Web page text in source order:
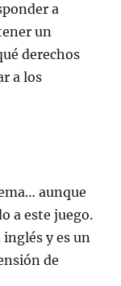
a
un
derechos
a los
aunque
a este juego.
inglés y es un
de